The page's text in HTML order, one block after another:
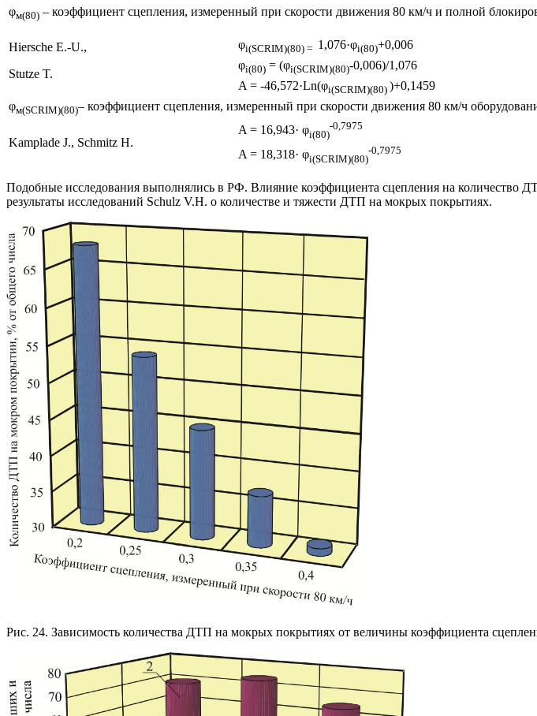
φм(80) – коэффициент сцепления, измеренный при скорости движения 80 км/ч и полной
Hiersche E.-U.,
Stutze T.
φi(SCRIM)(80) = 1,076·φi(80)+0,006
φi(80) = (φi(SCRIM)(80)-0,006)/1,076
A = -46,572·Ln(φi(SCRIM)(80) )+0,1459
φм(SCRIM)(80)– коэффициент сцепления, измеренный при скорости движения 80 км/ч
Kamplade J., Schmitz H.
A = 16,943· φi(80)
-0,7975
A = 18,318· φi(SCRIM)(80)
-0,7975
Подобные исследования выполнялись в РФ. Влияние коэффициента сцепления на
результаты исследований Schulz V.H. о количестве и тяжести ДТП на мокрых покрытиях.
Рис. 24. Зависимость количества ДТП на мокрых покрытиях от величины коэффициента